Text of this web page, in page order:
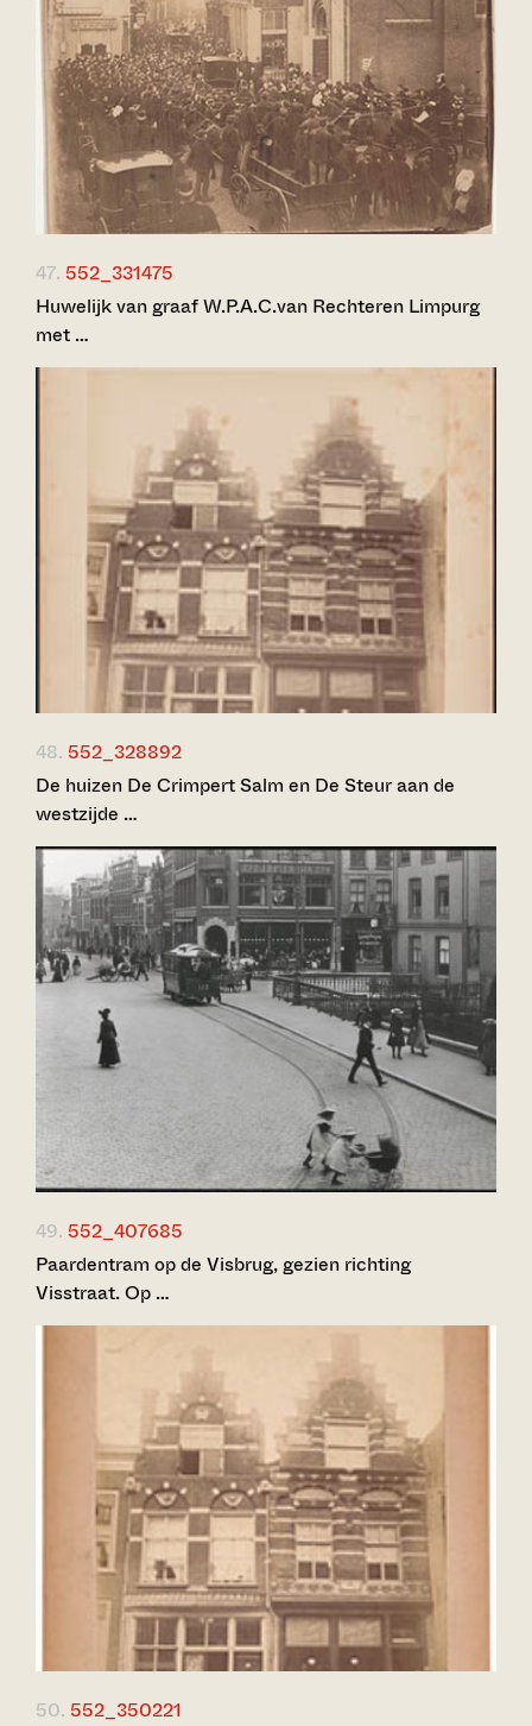
47. 552_331475
Huwelijk van graaf W.P.A.C.van Rechteren Limpurg
met …
48. 552_328892
De huizen De Crimpert Salm en De Steur aan de
westzijde …
49. 552_407685
Paardentram op de Visbrug, gezien richting
Visstraat. Op …
50. 552_350221